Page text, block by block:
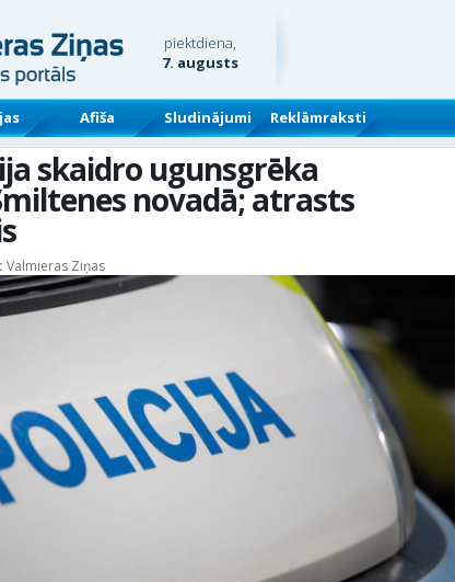
piektdiena,
7. augusts
Afiša Sludinājumi Reklāmraksti
skaidro ugunsgrēka
novadā; atrasts
Valmieras Ziņas